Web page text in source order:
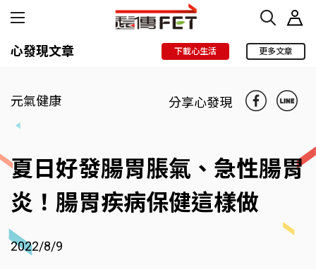
心發現文章 下載心生活 更多文章
元氣健康 分享心發現
夏日好發腸胃脹氣、急性腸胃
炎！腸胃疾病保健這樣做
2022/8/9